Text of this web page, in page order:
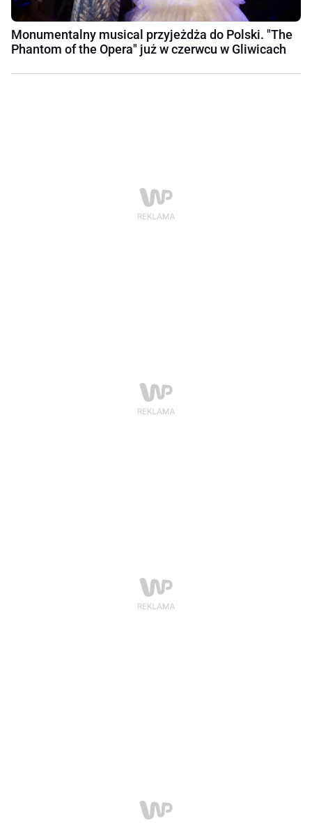
Monumentalny musical przyjeżdża do Polski. "The
Phantom of the Opera" już w czerwcu w Gliwicach